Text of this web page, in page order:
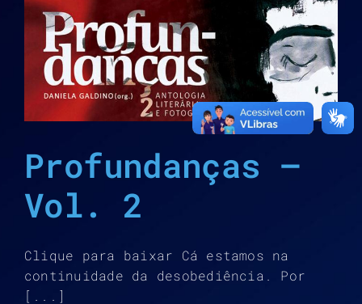
Profundanças –
Vol. 2
Clique para baixar Cá estamos na
continuidade da desobediência. Por
[...]